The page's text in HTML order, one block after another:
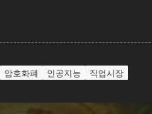
암호화폐 인공지능 직업시장